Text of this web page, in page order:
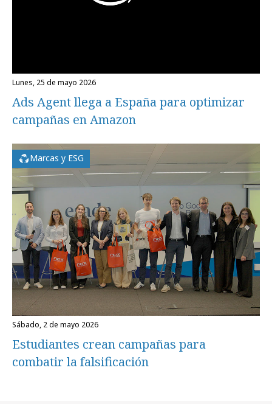
lunes, 25 de mayo 2026
Ads Agent llega a España para optimizar
campañas en Amazon
Marcas y ESG
sábado, 2 de mayo 2026
Estudiantes crean campañas para
combatir la falsificación